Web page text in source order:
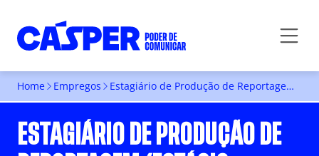
Home Empregos Estagiário de Produção de Reportagem (Estágio — Presencial- São Paulo/SP)
ESTAGIÁRIO DE PRODUÇÃO DE